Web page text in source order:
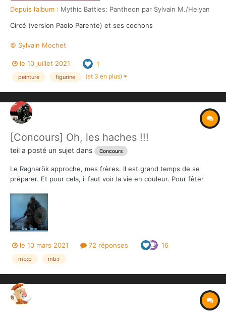
Depuis l’album : Mythic Battles: Pantheon par Sylvain M./Helyan
Circé (version Paolo Parente) et ses cochons
© Sylvain Mochet
le 10 juillet 2021 1
peinture figurine (et 3 en plus)
[Concours] Oh, les haches !!!
teil a posté un sujet dans Concours
Le Ragnarök approche, mes frères. Il est grand temps de se
préparer. Et pour cela, il faut voir la vie en couleur. Pour fêter
Overlord et Monolith vous propose un concours de peinture sur
la figure du Jarl que vous avez trouvé...
le 10 mars 2021 72 réponses 16
mb:p mb:r